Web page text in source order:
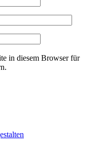
in diesem Browser für